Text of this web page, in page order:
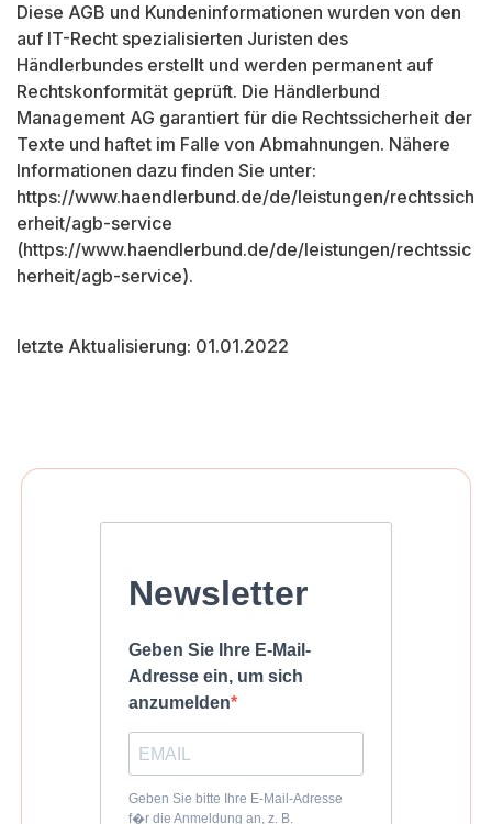
Diese AGB und Kundeninformationen wurden von den
auf IT-Recht spezialisierten Juristen des
Händlerbundes erstellt und werden permanent auf
Rechtskonformität geprüft. Die Händlerbund
Management AG garantiert für die Rechtssicherheit der
Texte und haftet im Falle von Abmahnungen. Nähere
Informationen dazu finden Sie unter:
https://www.haendlerbund.de/de/leistungen/rechtssich
erheit/agb-service
(https://www.haendlerbund.de/de/leistungen/rechtssic
herheit/agb-service).
letzte Aktualisierung: 01.01.2022
Newsletter
Geben Sie Ihre E-Mail-
Adresse ein, um sich
anzumelden
Geben Sie bitte Ihre E-Mail-Adresse
f�r die Anmeldung an, z. B.